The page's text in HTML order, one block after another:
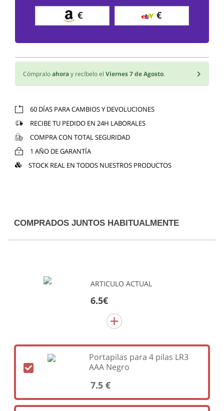
€ €
Cómpraloahoray recíbelo el Viernes 7 de Agosto.
60 DÍAS PARA CAMBIOS Y DEVOLUCIONES
RECIBE TU PEDIDO EN 24H LABORALES
COMPRA CON TOTAL SEGURIDAD
1 AÑO DE GARANTÍA
STOCK REAL EN TODOS NUESTROS PRODUCTOS
COMPRADOS JUNTOS HABITUALMENTE
ARTICULO ACTUAL
6.5€
Portapilas para 4 pilas LR3
AAA Negro
7.5 €